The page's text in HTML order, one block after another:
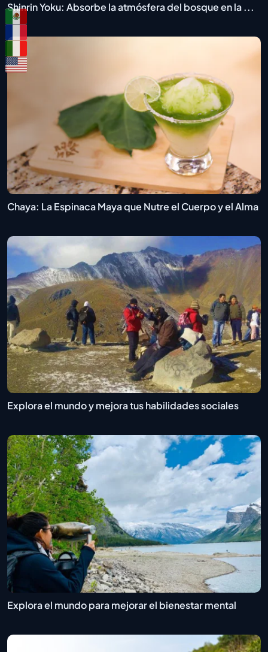
Shinrin Yoku: Absorbe la atmósfera del bosque en la ...
Chaya: La Espinaca Maya que Nutre el Cuerpo y el Alma
Explora el mundo y mejora tus habilidades sociales
Explora el mundo para mejorar el bienestar mental